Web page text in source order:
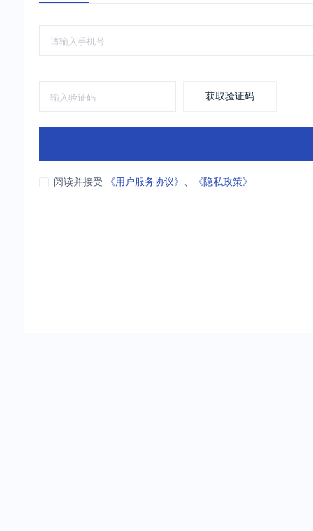
获取验证码
阅读并接受 《用户服务协议》 、 《隐私政策》